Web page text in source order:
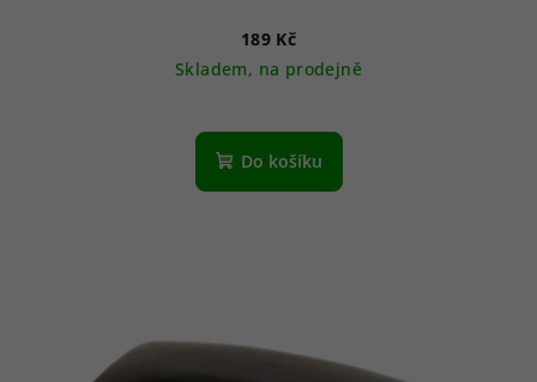
189 Kč
Skladem, na prodejně
Do košíku